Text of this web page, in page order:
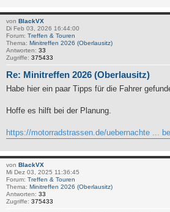
von BlackVX
Di Feb 03, 2026 16:44:00
Forum: Treffen & Touren
Thema: Minitreffen 2026 (Oberlausitz)
Antworten: 33
Zugriffe: 375433
Re: Minitreffen 2026 (Oberlausitz)
Habe hier ein paar Tipps für die Fahrer
Hoffe es hilft bei der Planung.
https://motorradstrassen.de/uebernachte ...
von BlackVX
Mi Dez 03, 2025 11:36:45
Forum: Treffen & Touren
Thema: Minitreffen 2026 (Oberlausitz)
Antworten: 33
Zugriffe: 375433